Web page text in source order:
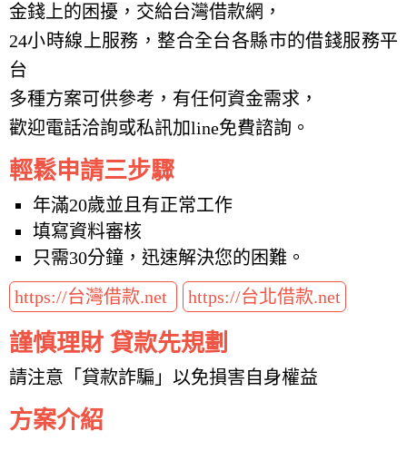
金錢上的困擾，交給台灣借款網，
24小時線上服務，整合全台各縣市的借錢服務平
台
多種方案可供參考，有任何資金需求，
歡迎電話洽詢或私訊加line免費諮詢。
輕鬆申請三步驟
年滿20歲並且有正常工作
填寫資料審核
只需30分鐘，迅速解決您的困難。
https://台灣借款.net
https://台北借款.net
謹慎理財 貸款先規劃
請注意「貸款詐騙」以免損害自身權益
方案介紹